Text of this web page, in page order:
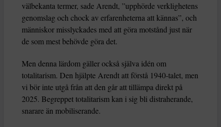
välbekanta termer, sade Arendt, ”upphörde verklighetens
genomslag och chock av erfarenheterna att kännas”, och
människor misslyckades med att göra motstånd just när
de som mest behövde göra det.
Men denna lärdom gäller också själva idén om
totalitarism. Den hjälpte Arendt att förstå 1940-talet, men
vi bör inte utgå från att den går att tillämpa direkt på
2025. Begreppet totalitarism kan i sig bli distraherande,
snarare än mobiliserande.